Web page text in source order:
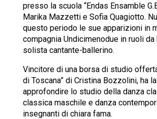
presso la scuola “Endas Ensamble
Marika Mazzetti e Sofia Quagiotto.
questo periodo le sue apparizioni in
compagnia Undicimenodue in ruoli
solista cantante-ballerino.
Vincitore di una borsa di studio
di Toscana” di Cristina Bozzolini, ha
approfondire lo studio della danza
classica maschile e danza
insegnanti di chiara fama.